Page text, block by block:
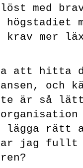
med
krav mer
att hitta
och
är så
lägga rätt
jag fullt